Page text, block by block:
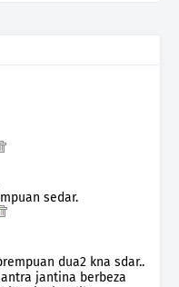
sedar.
dua2 kna sdar..
jantina berbeza